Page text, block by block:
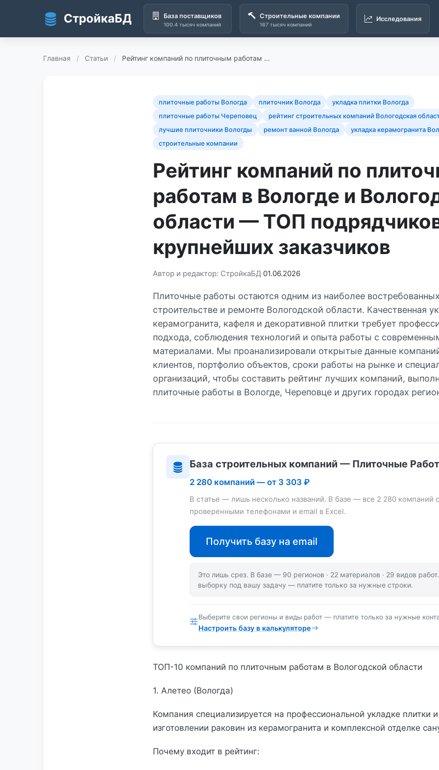
СтройкаБД База поставщиков
100.4 тысяч компаний
Строительные компании
167 тысяч компаний
Исследования
Главная / Статьи / Рейтинг компаний по плиточным работам …
плиточные работы Вологда плиточник Вологда
укладка плитки Вологда
плиточные работы Череповец
рейтинг строительных компаний Вологодская
лучшие плиточники Вологды
ремонт ванной Вологда
укладка керамогранита
строительные компании
Рейтинг компаний по
работам в Вологде и
области — ТОП
крупнейших заказчиков
Автор и редактор: СтройкаБД 01.06.2026
Плиточные работы остаются одним из наиболее
строительстве и ремонте Вологодской области. Качественная
керамогранита, кафеля и декоративной плитки требует
подхода, соблюдения технологий и опыта работы с
материалами. Мы проанализировали открытые данные
клиентов, портфолио объектов, сроки работы на рынке и
организаций, чтобы составить рейтинг лучших компаний,
плиточные работы в Вологде, Череповце и других городах
База строительных компаний — Плиточные
2 280 компаний — от 3 303 ₽
В статье — лишь несколько названий. В базе — все 2 280 компаний с
проверенными телефонами и email в Excel.
Получить базу на email
Это лишь срез. В базе — 90 регионов · 22 материалов · 29 видов
выборку под вашу задачу — платите только за нужные строки.
Выберите свои регионы и виды работ — платите только за нужные
Настроить базу в калькуляторе
ТОП-10 компаний по плиточным работам в Вологодской области
1. Алетео (Вологда)
Компания специализируется на профессиональной укладке плитки
изготовлении раковин из керамогранита и комплексной отделке
Почему входит в рейтинг: